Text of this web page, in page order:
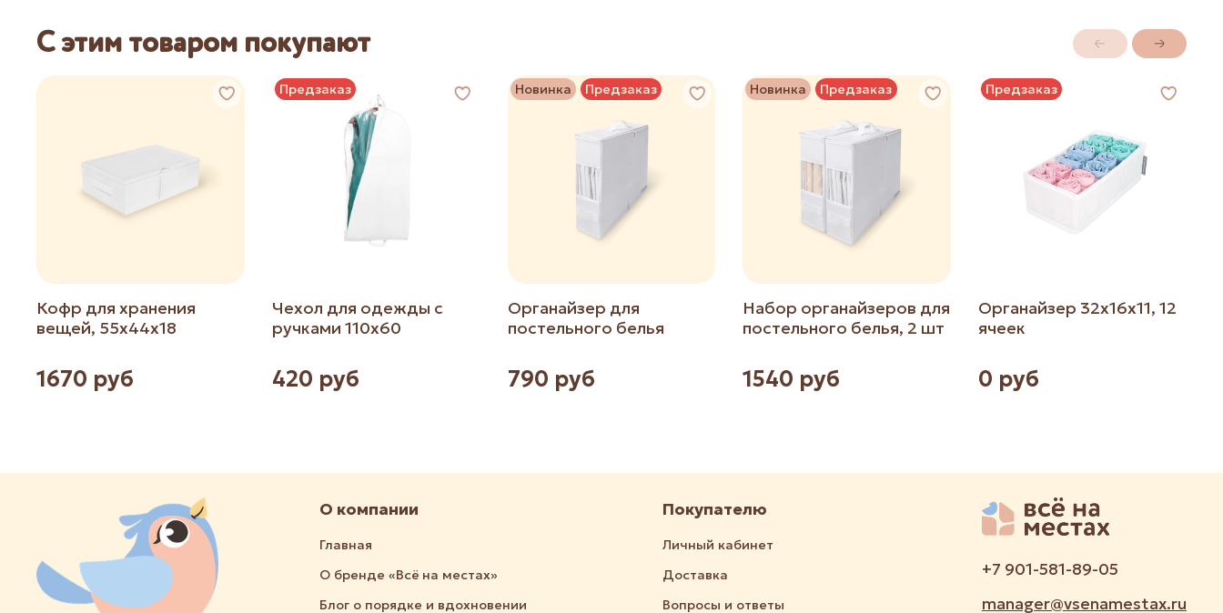
С этим товаром покупают
Кофр для хранения
вещей, 55х44х18
1670 руб
Предзаказ
Чехол для одежды с
ручками 110х60
420 руб
Новинка Предзаказ
Органайзер для
постельного белья
790 руб
Новинка Предзаказ
Набор органайзеров для
постельного белья, 2 шт
1540 руб
Предзаказ
Органайзер 32х16х11, 12
ячеек
0 руб
О компании
Главная
О бренде «Всё на местах»
Блог о порядке и вдохновении
Покупателю
Личный кабинет
Доставка
Вопросы и ответы
+7 901-581-89-05
manager@vsenamestax.ru